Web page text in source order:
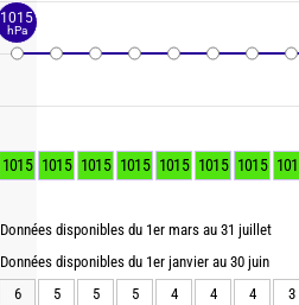
1015 1015 1015 1015 1015 1015 1015
Données disponibles du 1er mars au 31 juillet
Données disponibles du 1er janvier au 30 juin
6
5 5 5 4 4 4
3
1015
hPa